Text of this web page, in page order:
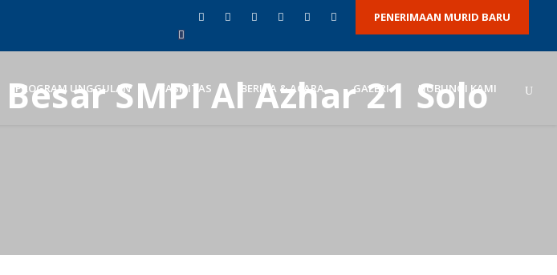
PENERIMAAN MURID BARU
PROGRAM UNGGULAN FASILITAS BERITA & ACARA GALERI HUBUNGI KAMI
SMPI Al Azhar 21 Solo